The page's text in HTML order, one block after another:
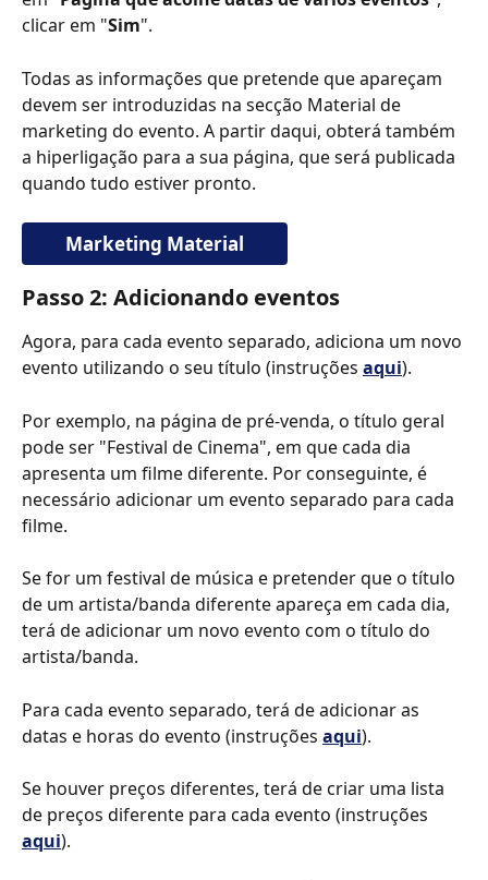
clicar em "Sim".
Todas as informações que pretende que apareçam
devem ser introduzidas na secção Material de
marketing do evento. A partir daqui, obterá também
a hiperligação para a sua página, que será publicada
quando tudo estiver pronto.
Marketing Material
Passo 2: Adicionando eventos
Agora, para cada evento separado, adiciona um novo
evento utilizando o seu título (instruções aqui).
Por exemplo, na página de pré-venda, o título geral
pode ser "Festival de Cinema", em que cada dia
apresenta um filme diferente. Por conseguinte, é
necessário adicionar um evento separado para cada
filme.
Se for um festival de música e pretender que o título
de um artista/banda diferente apareça em cada dia,
terá de adicionar um novo evento com o título do
artista/banda.
Para cada evento separado, terá de adicionar as
datas e horas do evento (instruções aqui).
Se houver preços diferentes, terá de criar uma lista
de preços diferente para cada evento (instruções
aqui).